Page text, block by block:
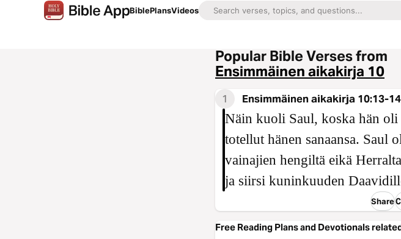
BiblePlansVideos
Popular Bible Verses from
Ensimmäinen aikakirja 10
1 Ensimmäinen aikakirja 10:13-14
Näin kuoli Saul, koska hän
totellut hänen sanaansa. Saul
vainajien hengiltä eikä
ja siirsi kuninkuuden
Share
Free Reading Plans and Devotionals